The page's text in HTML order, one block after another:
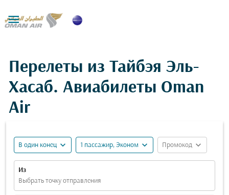

Перелеты из Тайбэя Эль-
Хасаб. Авиабилеты Oman
Air
В один конец expand_more 1 пассажир, Эконом expand_more Промокод expand_more
Из
Выбрать точку отправления